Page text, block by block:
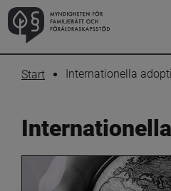
Start Internationella